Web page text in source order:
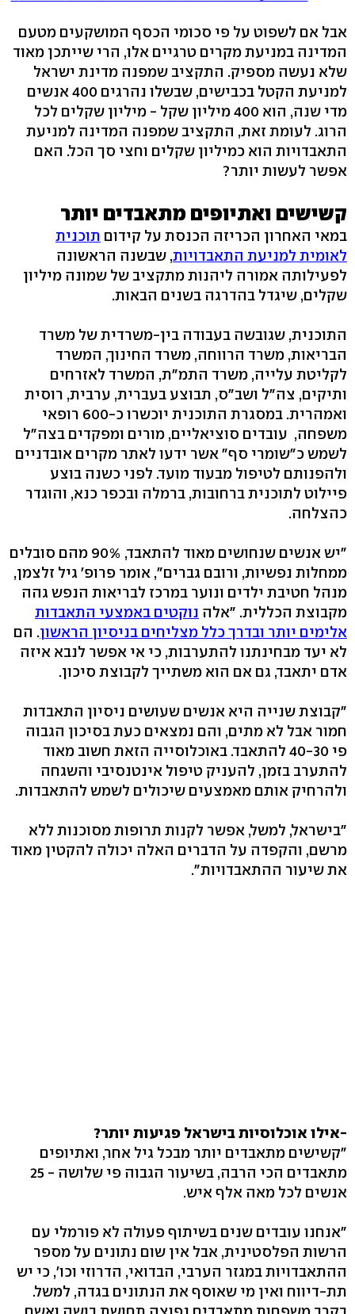
אבל אם לשפוט על פי סכומי הכסף המושקעים מטעם
המדינה במניעת מקרים טרגיים אלו, הרי שייתכן מאוד
שלא נעשה מספיק. התקציב שמפנה מדינת ישראל
למניעת הקטל בכבישים, שבשלו נהרגים 400 אנשים
מדי שנה, הוא 400 מיליון שקל - מיליון שקלים לכל
הרוג. לעומת זאת, התקציב שמפנה המדינה למניעת
התאבדויות הוא כמיליון שקלים וחצי סך הכל. האם
אפשר לעשות יותר?
קשישים ואתיופים מתאבדים יותר
במאי האחרון הכריזה הכנסת על קידום תוכנית
לאומית למניעת התאבדויות, שבשנה הראשונה
לפעילותה אמורה ליהנות מתקציב של שמונה מיליון
שקלים, שיגדל בהדרגה בשנים הבאות.
התוכנית, שגובשה בעבודה בין-משרדית של משרד
הבריאות, משרד הרווחה, משרד החינוך, המשרד
לקליטת עלייה, משרד התמ"ת, המשרד לאזרחים
ותיקים, צה"ל ושב"ס, תבוצע בעברית, ערבית, רוסית
ואמהרית. במסגרת התוכנית יוכשרו כ-600 רופאי
משפחה, עובדים סוציאליים, מורים ומפקדים בצה"ל
לשמש כ"שומרי סף" אשר ידעו לאתר מקרים אובדניים
ולהפנותם לטיפול מבעוד מועד. לפני כשנה בוצע
פיילוט לתוכנית ברחובות, ברמלה ובכפר כנא, והוגדר
כהצלחה.
"יש אנשים שנחושים מאוד להתאבד, 90% מהם סובלים
ממחלות נפשיות, ורובם גברים", אומר פרופ' גיל זלצמן,
מנהל חטיבת ילדים ונוער במרכז לבריאות הנפש גהה
מקבוצת הכללית. "אלה נוקטים באמצעי התאבדות
אלימים יותר ובדרך כלל מצליחים בניסיון הראשון. הם
לא יעד מבחינתנו להתערבות, כי אי אפשר לנבא איזה
אדם יתאבד, גם אם הוא משתייך לקבוצת סיכון.
"קבוצת שנייה היא אנשים שעושים ניסיון התאבדות
חמור אבל לא מתים, והם נמצאים כעת בסיכון הגבוה
פי 40-30 להתאבד. באוכלוסייה הזאת חשוב מאוד
להתערב בזמן, להעניק טיפול אינטנסיבי והשגחה
ולהרחיק אותם מאמצעים שיכולים לשמש להתאבדות.
"בישראל, למשל, אפשר לקנות תרופות מסוכנות ללא
מרשם, והקפדה על הדברים האלה יכולה להקטין מאוד
את שיעור ההתאבדויות".
-אילו אוכלוסיות בישראל פגיעות יותר?
"קשישים מתאבדים יותר מבכל גיל אחר, ואתיופים
מתאבדים הכי הרבה, בשיעור הגבוה פי שלושה - 25
אנשים לכל מאה אלף איש.
"אנחנו עובדים שנים בשיתוף פעולה לא פורמלי עם
הרשות הפלסטינית, אבל אין שום נתונים על מספר
ההתאבדויות במגזר הערבי, הבדואי, הדרוזי וכו', כי יש
תת-דיווח ואין מי שאוסף את הנתונים בגדה, למשל.